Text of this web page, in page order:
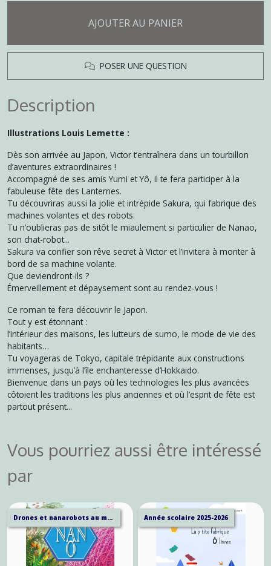
AJOUTER AU PANIER
POSER UNE QUESTION
Description
Illustrations Louis Lemette :
Dès son arrivée au Japon, Victor t’entraînera dans un tourbillon
d’aventures extraordinaires !
Accompagné de ses amis Yumi et Yô, il te fera participer à la
fabuleuse fête des Lanternes.
Tu découvriras aussi la jolie et intrépide Sakura, qui fabrique des
machines volantes et des robots.
Tu n’oublieras pas de sitôt le miaulement si particulier de Nanao,
son chat-robot...
Sakura va confier son rêve secret à Victor et l’invitera à monter à
bord de sa machine volante.
Que deviendront-ils ?
Émerveillement et dépaysement sont au rendez-vous !
Ce roman te fera découvrir le Japon.
Tout y est étonnant :
l’intérieur des maisons, les lutteurs de sumo, le mode de vie des
habitants…
Tu voyageras de Tokyo, capitale trépidante aux constructions
immenses, jusqu’à l’île enchanteresse d’Hokkaido.
Bienvenue dans un pays où les technologies les plus avancées
côtoient les traditions les plus anciennes et où l’esprit de fête est
partout présent...
Vous pourriez aussi être intéressé
par
Drones et nanarobots au menu... Année scolaire 2025-2026